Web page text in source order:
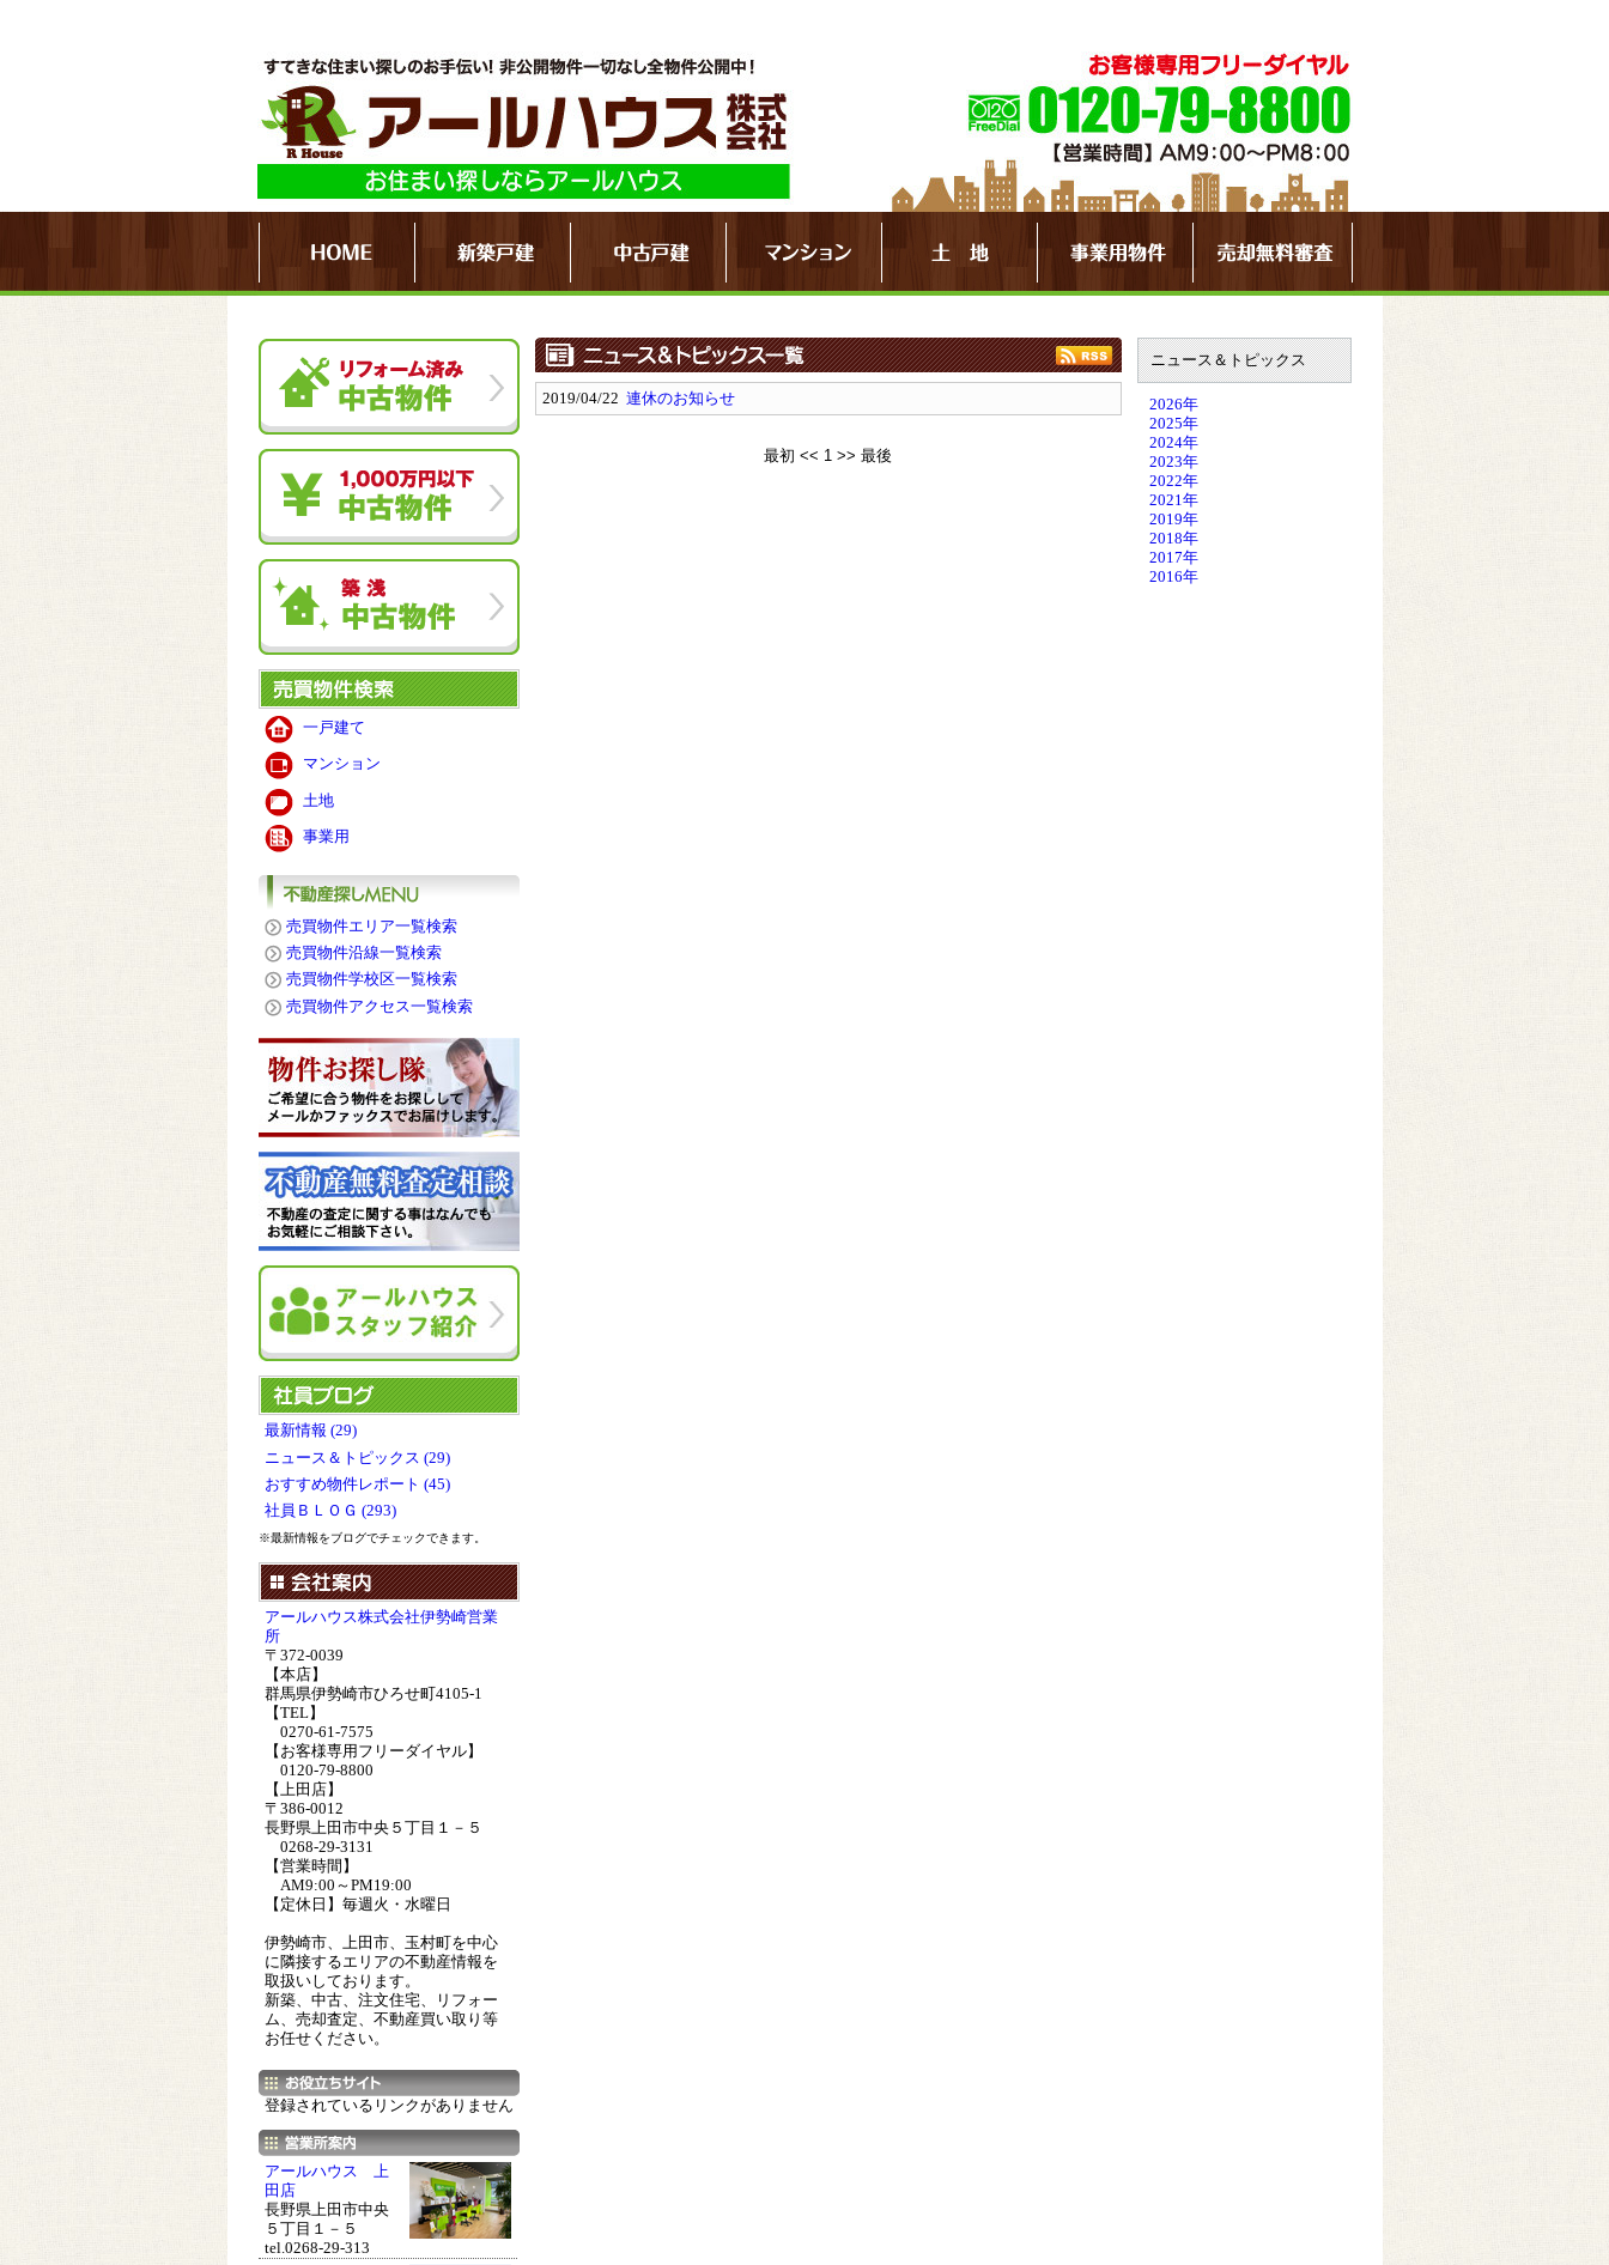
一戸建て
マンション
土地
事業用
売買物件エリア一覧検索
売買物件沿線一覧検索
売買物件学校区一覧検索
売買物件アクセス一覧検索
最新情報 (29)
ニュース＆トピックス (29)
おすすめ物件レポート (45)
社員ＢＬＯＧ (293)
※最新情報をブログでチェックできます。
アールハウス株式会社伊勢崎営業
所
〒372-0039
【本店】
群馬県伊勢崎市ひろせ町4105-1
【TEL】
0270-61-7575
【お客様専用フリーダイヤル】
0120-79-8800
【上田店】
〒386-0012
長野県上田市中央５丁目１－５
0268-29-3131
【営業時間】
AM9:00～PM19:00
【定休日】毎週火・水曜日
伊勢崎市、上田市、玉村町を中心
に隣接するエリアの不動産情報を
取扱いしております。
新築、中古、注文住宅、リフォー
ム、売却査定、不動産買い取り等
お任せください。
登録されているリンクがありません
アールハウス 上
田店
長野県上田市中央
５丁目１－５
tel.0268-29-313
ニュース＆トピックス
2026年
2025年
2024年
2023年
2022年
2021年
2019年
2018年
2017年
2016年
2019/04/22 連休のお知らせ
最初 << 1 >> 最後